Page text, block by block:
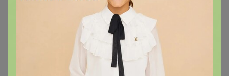
Защита покупателя
О нас
Все предложения